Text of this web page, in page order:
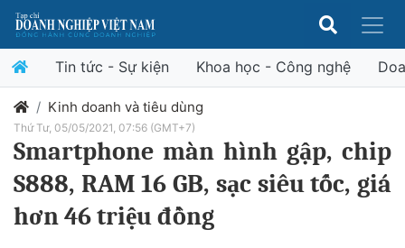
Tin tức - Sự kiện Khoa học - Công nghệ
Kinh doanh và tiêu dùng
Thứ Tư, 05/05/2021, 07:56 (GMT+7)
Smartphone màn hình gập, chip
S888, RAM 16 GB, sạc siêu tốc, giá
hơn 46 triệu đồng